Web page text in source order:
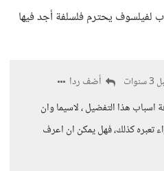
لفيلسوف يحترم فلسلفة أجد فيها
أضف ردا
هذا التفضيل ، لاسيما وان
تعبره كذلك، فهل يمكن ان اعرف